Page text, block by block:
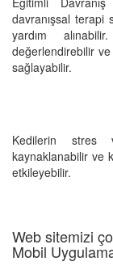
davranışsal terapi
yardım
değerlendirebilir
sağlayabilir.
Kedilerin stres
kaynaklanabilir ve
etkileyebilir.
Web sitemizi
Mobil